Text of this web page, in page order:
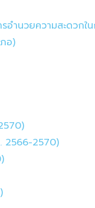
อำนวยความสะดวก
อ)
2566-2570)